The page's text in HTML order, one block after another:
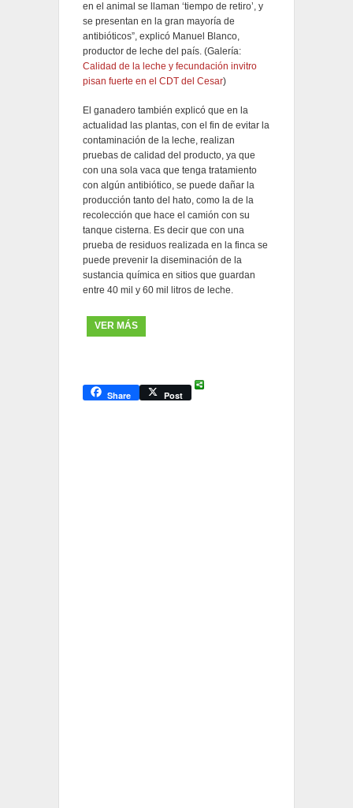
en el animal se llaman ‘tiempo de retiro’, y
se presentan en la gran mayoría de
antibióticos”, explicó Manuel Blanco,
productor de leche del país. (Galería:
Calidad de la leche y fecundación invitro
pisan fuerte en el CDT del Cesar)
El ganadero también explicó que en la
actualidad las plantas, con el fin de evitar la
contaminación de la leche, realizan
pruebas de calidad del producto, ya que
con una sola vaca que tenga tratamiento
con algún antibiótico, se puede dañar la
producción tanto del hato, como la de la
recolección que hace el camión con su
tanque cisterna. Es decir que con una
prueba de residuos realizada en la finca se
puede prevenir la diseminación de la
sustancia química en sitios que guardan
entre 40 mil y 60 mil litros de leche.
VER MÁS
Share Post